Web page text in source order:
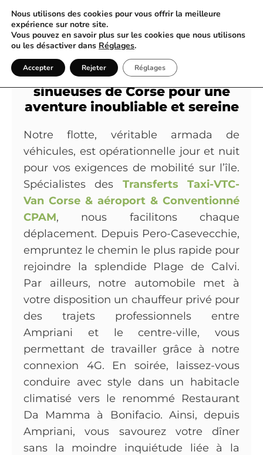
Laissez Les Transports du Golfe
guider votre prochain voyage
en Taxi à travers les routes
sinueuses de Corse pour une
aventure inoubliable et sereine
Notre flotte, véritable armada de
véhicules, est opérationnelle jour et nuit
pour vos exigences de mobilité sur l’île.
Spécialistes des Transferts Taxi-VTC-
Van Corse & aéroport & Conventionné
CPAM, nous facilitons chaque
déplacement. Depuis Pero-Casevecchie,
empruntez le chemin le plus rapide pour
rejoindre la splendide Plage de Calvi.
Par ailleurs, notre automobile met à
votre disposition un chauffeur privé pour
des trajets professionnels entre
Ampriani et le centre-ville, vous
permettant de travailler grâce à notre
connexion 4G. En soirée, laissez-vous
conduire avec style dans un habitacle
climatisé vers le renommé Restaurant
Da Mamma à Bonifacio. Ainsi, depuis
Ampriani, vous savourez votre dîner
sans la moindre inquiétude liée à la
Nous utilisons des cookies pour vous offrir la meilleure
expérience sur notre site.
Vous pouvez en savoir plus sur les cookies que nous utilisons
ou les désactiver dans Réglages.
Accepter Rejeter Réglages